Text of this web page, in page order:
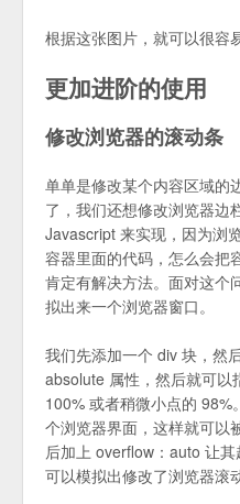
根据这张图片，就可以很容
更加进阶的使用
修改浏览器的滚动条
单单是修改某个内容区域的
了，我们还想修改浏览器边
Javascript 来实现，因为浏
容器里面的代码，怎么会把
肯定有解决方法。面对这个
拟出来一个浏览器窗口。
我们先添加一个 div 块，然
absolute 属性，然后就可以
100% 或者稍微小点的
个浏览器界面，这样就可以
后加上 overflow：auto 让
可以模拟出修改了浏览器滚